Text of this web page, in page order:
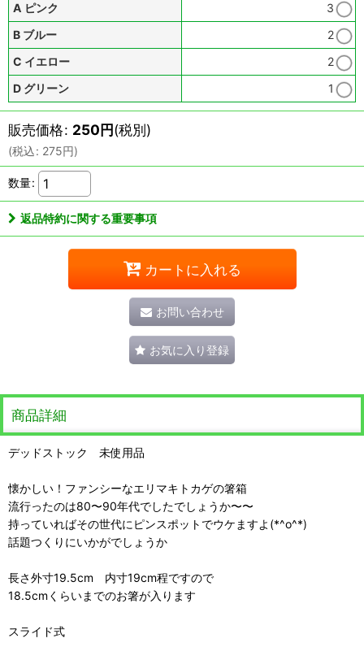
A ピンク
3
B ブルー
2
C イエロー
2
D グリーン
1
販売価格: 250円(税別)
(税込: 275円)
数量:
返品特約に関する重要事項
カートに入れる
お問い合わせ
お気に入り登録
商品詳細
デッドストック 未使用品
懐かしい！ファンシーなエリマキトカゲの箸箱
流行ったのは80〜90年代でしたでしょうか〜〜
持っていればその世代にピンスポットでウケますよ(*^o^*)
話題つくりにいかがでしょうか
長さ外寸19.5cm 内寸19cm程ですので
18.5cmくらいまでのお箸が入ります
スライド式